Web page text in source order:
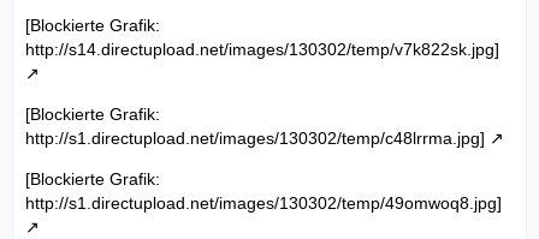
[Blockierte Grafik:
http://s14.directupload.net/images/130302/temp/v7k822sk.jpg]
[Blockierte Grafik:
http://s1.directupload.net/images/130302/temp/c48lrrma.jpg]
[Blockierte Grafik:
http://s1.directupload.net/images/130302/temp/49omwoq8.jpg]